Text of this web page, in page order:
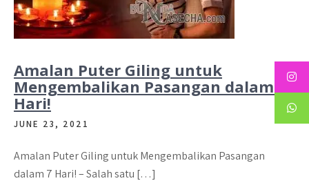
Amalan Puter Giling untuk
Mengembalikan Pasangan dalam 7
Hari!
JUNE 23, 2021
Amalan Puter Giling untuk Mengembalikan Pasangan
dalam 7 Hari! – Salah satu […]